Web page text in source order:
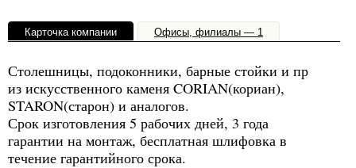
Карточка компании Офисы, филиалы — 1
Столешницы, подоконники, барные стойки и пр
из искусственного каменя CORIAN(кориан),
STARON(старон) и аналогов.
Срок изготовления 5 рабочих дней, 3 года
гарантии на монтаж, бесплатная шлифовка в
течение гарантийного срока.